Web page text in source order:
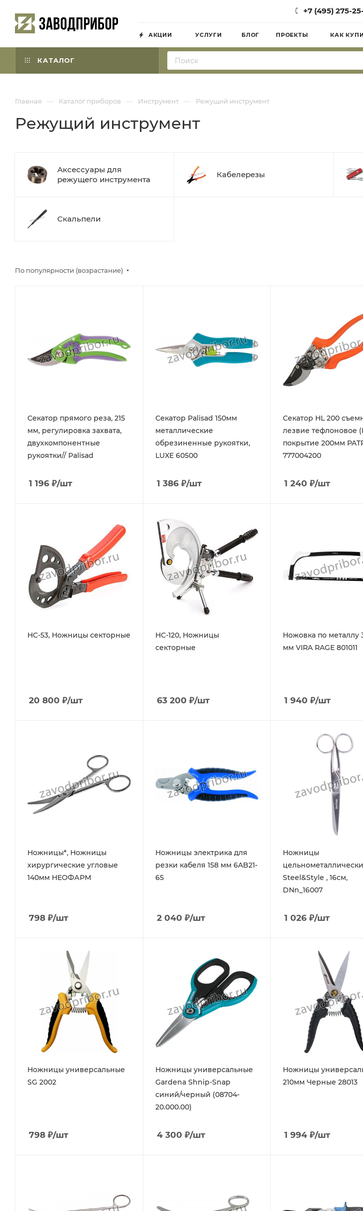
+7 (495) 275-
АКЦИИ УСЛУГИ БЛОГ ПРОЕКТЫ КАК
КАТАЛОГ
Главная — Каталог приборов — Инструмент — Режущий инструмент
Режущий инструмент
Аксессуары для
режущего инструмента
Кабелерезы
Скальпели
По популярности (возрастание)
Секатор прямого реза, 215
мм, регулировка захвата,
двухкомпонентные
рукоятки// Palisad
1 196 ₽/шт
Секатор Palisad 150мм
металлические
обрезиненные рукоятки,
LUXE 60500
1 386₽/шт
Секатор HL 200
лезвие тефлоновое
покрытие 200мм
777004200
1 240 ₽/шт
НС-53, Ножницы секторные
20 800 ₽/шт
НС-120, Ножницы
секторные
63 200 ₽/шт
Ножовка по металлу
мм VIRA RAGE 801011
1 940 ₽/шт
Ножницы*, Ножницы
хирургические угловые
140мм НЕОФАРМ
798 ₽/шт
Ножницы электрика для
резки кабеля 158 мм 6AB21-
65
2 040 ₽/шт
Ножницы
Steel&Style , 16см,
DNn_16007
1 026 ₽/шт
Ножницы универсальные
SG 2002
798 ₽/шт
Ножницы универсальные
Gardena Shnip-Snap
синий/черный (08704-
20.000.00)
4 300 ₽/шт
Ножницы
210мм Черные 28013
1 994 ₽/шт